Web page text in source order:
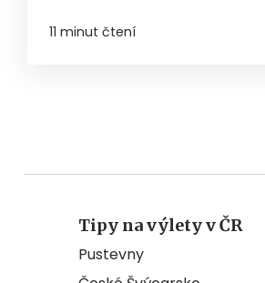
11 minut čtení
Tipy na výlety v ČR
Pustevny